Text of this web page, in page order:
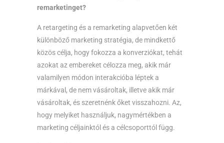
remarketinget?
A retargeting és a remarketing alapvetően két
különböző marketing stratégia, de mindkettő
közös célja, hogy fokozza a konverziókat, tehát
azokat az embereket célozza meg, akik már
valamilyen módon interakcióba léptek a
márkával, de nem vásároltak, illetve akik már
vásároltak, és szeretnénk őket visszahozni. Az,
hogy melyiket használjuk, nagymértékben a
marketing céljainktól és a célcsoporttól függ.